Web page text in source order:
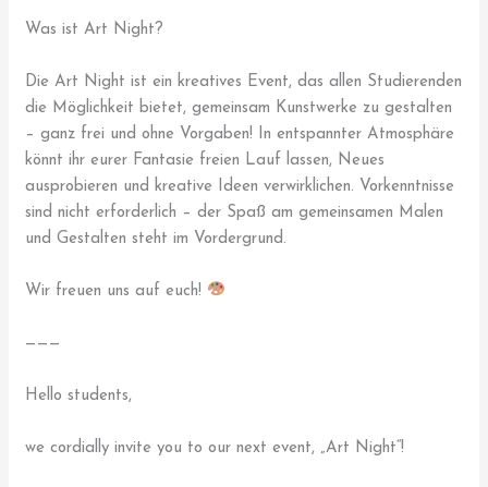
Was ist Art Night?
Die Art Night ist ein kreatives Event, das allen Studierenden
die Möglichkeit bietet, gemeinsam Kunstwerke zu gestalten
– ganz frei und ohne Vorgaben! In entspannter Atmosphäre
könnt ihr eurer Fantasie freien Lauf lassen, Neues
ausprobieren und kreative Ideen verwirklichen. Vorkenntnisse
sind nicht erforderlich – der Spaß am gemeinsamen Malen
und Gestalten steht im Vordergrund.
Wir freuen uns auf euch!
———
Hello students,
we cordially invite you to our next event, „Art Night“!